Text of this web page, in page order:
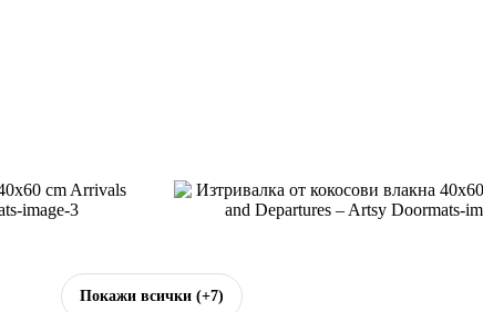
Покажи всички (+7)